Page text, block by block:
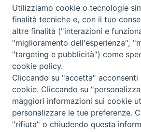
Regione ecclesiastica Puglia
Via Beltrani, 9
76125 Trani BT
Centralino Tel. 0883 494211
Cancelleria Tel. 0883 494204
cancelleria@arcidiocesitrani.it
Copyright © Arcidiocesi di Trani
Utilizziamo cookie o tecnologie
finalità tecniche e, con il tuo
altre finalità ("interazioni e
"miglioramento dell'esperienza",
"targeting e pubblicità") come
cookie policy.
Cliccando su "accetta"
cookie. Cliccando su
maggiori informazioni sui cookie
personalizzare le tue preferenze.
"rifiuta" o chiudendo questa